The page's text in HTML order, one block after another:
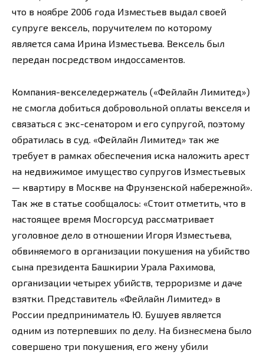
что в ноябре 2006 года Изместьев выдал своей
супруге вексель, поручителем по которому
является сама Ирина Изместьева. Вексель был
передан посредством индоссаментов.
Компания-векселедержатель («Фейлайн Лимитед»)
не смогла добиться добровольной оплаты векселя и
связаться с экс-сенатором и его супругой, поэтому
обратилась в суд. «Фейлайн Лимитед» так же
требует в рамках обеспечения иска наложить арест
на недвижимое имущество супругов Изместьевых
— квартиру в Москве на Фрунзенской набережной».
Так же в статье сообщалось: «Стоит отметить, что в
настоящее время Мосгорсуд рассматривает
уголовное дело в отношении Игоря Изместьева,
обвиняемого в организации покушения на убийство
сына президента Башкирии Урала Рахимова,
организации четырех убийств, терроризме и даче
взятки. Представитель «Фейлайн Лимитед» в
России предприниматель Ю. Бушуев является
одним из потерпевших по делу. На бизнесмена было
совершено три покушения, его жену убили